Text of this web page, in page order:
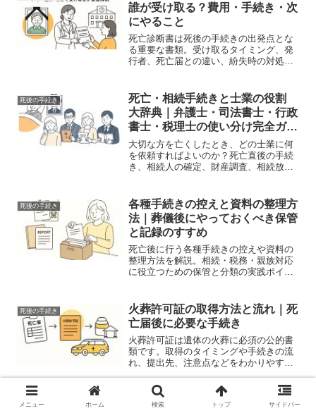
誰が受け取る？費用・手続き・次
にやること
死亡診断書は死後の手続きの出発点とな
る重要な書類。受け取るタイミング、発
行者、死亡届との違い、紛失時の対処法
死後の手続き
死亡・相続手続きと士業の役割
大辞典｜弁護士・司法書士・行政
書士・税理士の使い分け完全ガイ
ド
大切な方を亡くしたとき、どの士業に何
を依頼すればよいのか？死亡直後の手続
き、相続人の確定、財産調査、相続放
ド。正しい専門家選びで、相続の不安と
負担を減らしましょう。
死後の手続き
各種手続きの控えと資料の整理方
法｜葬儀後にやっておくべき保管
と記録のすすめ
死亡後に行う各種手続きの控えや資料の
整理方法を解説。相続・税務・親族対応
に役立つための保管と分類の実践ポイン
死後の手続き
火葬許可証の取得方法と流れ｜死
亡届後に必要な手続き
火葬許可証は遺体の火葬に必須の公的書
類です。取得のタイミングや手続きの流
れ、提出先、注意点などをわかりやすく
解説。死亡届提出後の流れを正確に理解
しましょう。
死後の手続き
香典返し・挨拶状・法要・納骨の
メニュー ホーム 検索 トップ サイドバー